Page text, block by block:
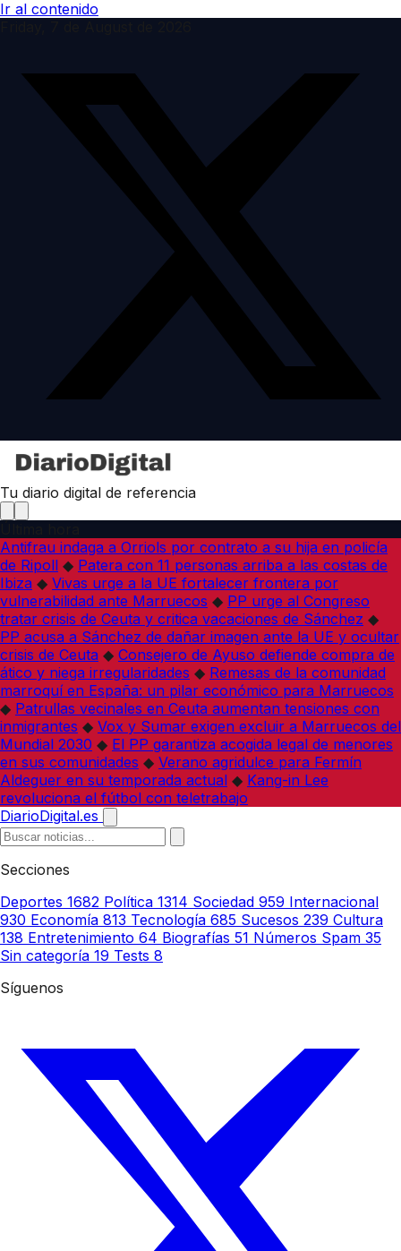
Ir al contenido
Tu diario digital de referencia
Antifrau indaga a Orriols por contrato a su hija en policía
de Ripoll ◆ Patera con 11 personas arriba a las costas de
Ibiza ◆ Vivas urge a la UE fortalecer frontera por
vulnerabilidad ante Marruecos ◆ PP urge al Congreso
tratar crisis de Ceuta y critica vacaciones de Sánchez ◆
PP acusa a Sánchez de dañar imagen ante la UE y ocultar
crisis de Ceuta ◆ Consejero de Ayuso defiende compra de
ático y niega irregularidades ◆ Remesas de la comunidad
marroquí en España: un pilar económico para Marruecos
◆ Patrullas vecinales en Ceuta aumentan tensiones con
inmigrantes ◆ Vox y Sumar exigen excluir a Marruecos del
Mundial 2030 ◆ El PP garantiza acogida legal de menores
en sus comunidades ◆ Verano agridulce para Fermín
Aldeguer en su temporada actual ◆ Kang-in Lee
revoluciona el fútbol con teletrabajo
DiarioDigital.es
Secciones
Deportes 1682 Política 1314 Sociedad 959 Internacional
930 Economía 813 Tecnología 685 Sucesos 239 Cultura
138 Entretenimiento 64 Biografías 51 Números Spam 35
Sin categoría 19 Tests 8
Síguenos